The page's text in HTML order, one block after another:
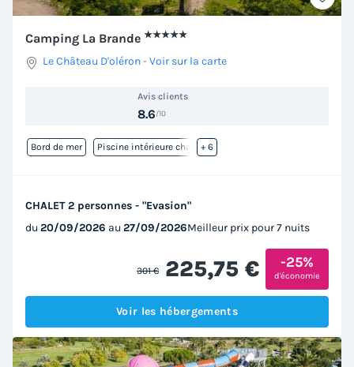
Camping La Brande ★★★★★
Le Château D'oléron-Voir sur la carte
Avis clients
8.6/10
Bord de mer Piscine intérieure chauffée
+ 6
CHALET 2 personnes - "Evasion"
du 20/09/2026 au 27/09/2026Meilleur prix pour 7 nuits
301 € 225,75 € -25%
d'économie
Voir les hébergements